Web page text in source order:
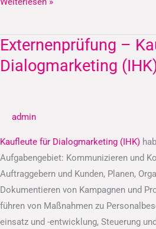
Externenprüfung –
Dialogmarketing
admin
Kaufleute für Dialogmarketing (IHK)
Aufgabengebiet: Kommunizieren und
Auftraggebern und Kunden, Planen,
Dokumentieren von Kampagnen und
führen von Maßnahmen zu
einsatz und -entwicklung, Steuerung
Externenprüfung
–
Kaufleute
(IHK)